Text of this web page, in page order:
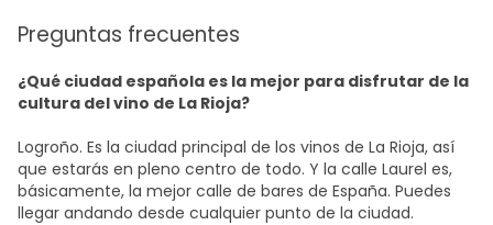
Preguntas frecuentes
¿Qué ciudad española es la mejor para disfrutar de la
cultura del vino de La Rioja?
Logroño. Es la ciudad principal de los vinos de La Rioja, así
que estarás en pleno centro de todo. Y la calle Laurel es,
básicamente, la mejor calle de bares de España. Puedes
llegar andando desde cualquier punto de la ciudad.